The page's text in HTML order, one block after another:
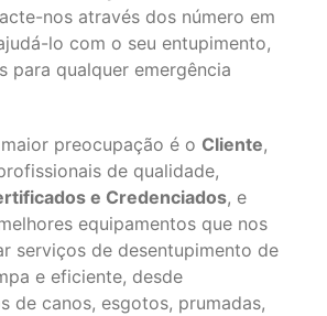
nos através dos número em
lo com o seu entupimento,
para qualquer emergência
preocupação é o Cliente,
de qualidade,
e Credenciados, e
equipamentos que nos
serviços de desentupimento de
e eficiente, desde
de canos, esgotos, prumadas,